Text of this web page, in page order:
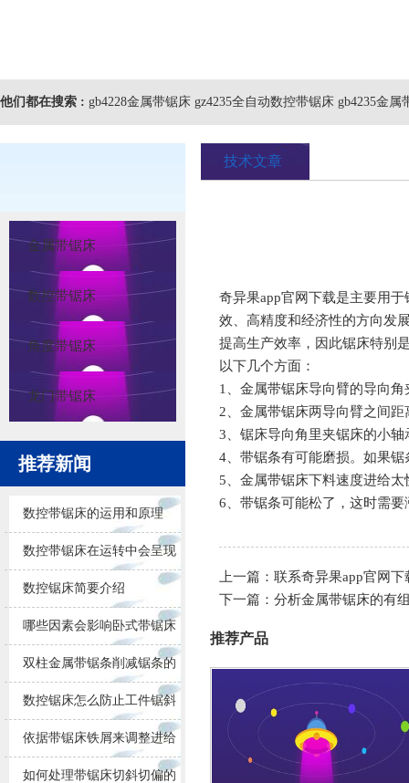
他们都在搜索 : gb4228金属带锯床 gz4235全自动数控带锯床 gb4235金属
金属带锯床
数控带锯床
角度带锯床
龙门带锯床
推荐新闻
数控带锯床的运用和原理
数控带锯床在运转中会呈现
的问题
数控锯床简要介绍
哪些因素会影响卧式带锯床
锯削的效果
双柱金属带锯条削减锯条的
损耗
数控锯床怎么防止工件锯斜
依据带锯床铁屑来调整进给
量大小
如何处理带锯床切斜切偏的
技术文章
奇异果app官网下载是主要用于
效、高精度和经济性的方向发
提高生产效率，因此锯床特别
以下几个方面：
1、金属带锯床导向臂的导向
2、金属带锯床两导向臂之间
3、锯床导向角里夹锯床的小
4、带锯条有可能磨损。如果
5、金属带锯床下料速度进给
6、带锯条可能松了，这时需要
上一篇： 联系奇异果app官网下
下一篇： 分析金属带锯床的有
推荐产品